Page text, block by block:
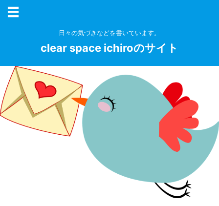
日々の気づきなどを書いています。
clear space ichiroのサイト